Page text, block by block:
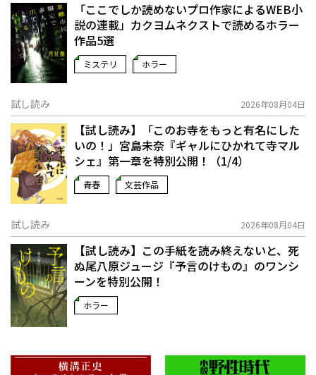
「ここでしか読めないプロ作家によるWEB小
説の連載」――カクヨムネクストで読めるホラー
作品5選
ミステリ ホラー
試し読み 2026年08月04日
【試し読み】「このお寺をもっと有名にした
いの！」宮島未奈『ギャルにひかれて寺マル
シェ』第一章を特別公開！（1/4）
青春 文芸作品
試し読み 2026年08月04日
【試し読み】この手紙を読み終えないと、死
ぬ――尾八原ジュージ『予言のけもの』のワンシ
ーンを特別公開！
ホラー